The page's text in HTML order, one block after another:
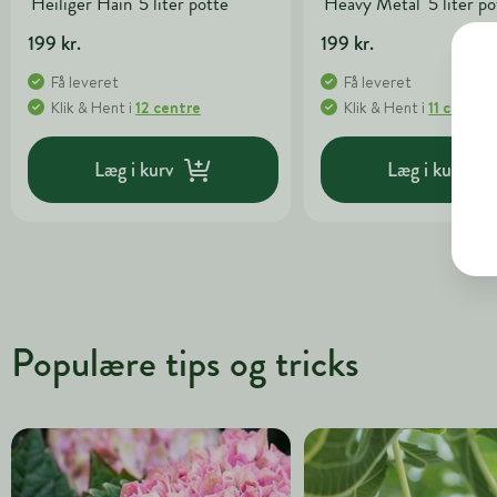
199 kr.
Få leveret
Klik & Hent i 12 centre
Læg i kurv
199 kr.
Få leveret
Klik & Hent i11 centre
Læg i kurv
Populære tips og tricks